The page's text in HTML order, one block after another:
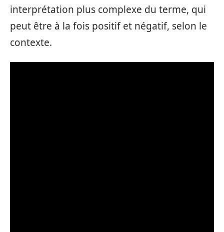
interprétation plus complexe du terme, qui
peut être à la fois positif et négatif, selon le
contexte.